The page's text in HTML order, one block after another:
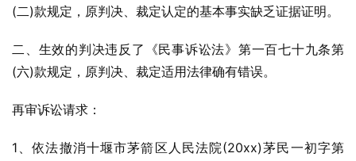
(二)款规定，原判决、裁定认定的基本事实缺乏证据证明。
二、生效的判决违反了《民事诉讼法》第一百七十九条第
(六)款规定，原判决、裁定适用法律确有错误。
再审诉讼请求：
1、依法撤消十堰市茅箭区人民法院(20xx)茅民一初字第